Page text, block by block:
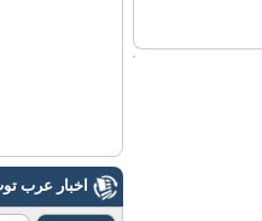
اخبار عرب توب